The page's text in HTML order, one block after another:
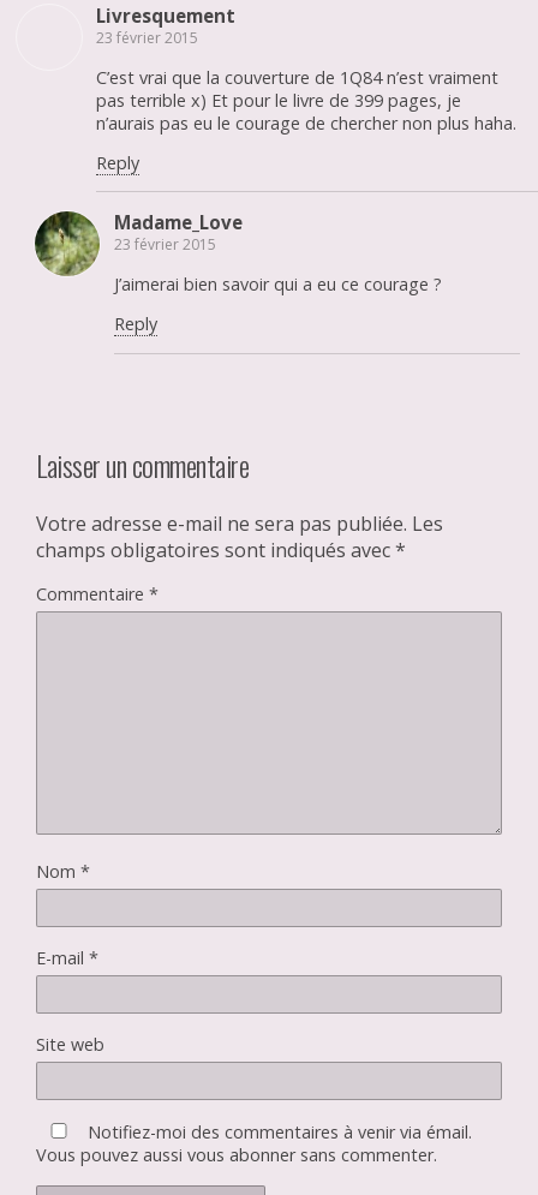
Livresquement
23 février 2015
C’est vrai que la couverture de 1Q84 n’est vraiment
pas terrible x) Et pour le livre de 399 pages, je
n’aurais pas eu le courage de chercher non plus haha.
Reply
Madame_Love
23 février 2015
J’aimerai bien savoir qui a eu ce courage ?
Reply
Laisser un commentaire
Votre adresse e-mail ne sera pas publiée. Les
champs obligatoires sont indiqués avec*
Commentaire *
Nom *
E-mail *
Site web
Notifiez-moi des commentaires à venir via émail.
Vous pouvez aussi vous abonnersans commenter.